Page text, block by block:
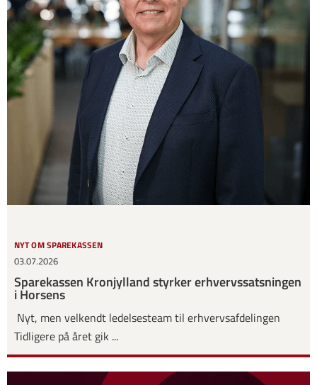
NYT OM SPAREKASSEN
03.07.2026
Sparekassen Kronjylland styrker erhvervssatsningen
i Horsens
Nyt, men velkendt ledelsesteam til erhvervsafdelingen
Tidligere på året gik ...